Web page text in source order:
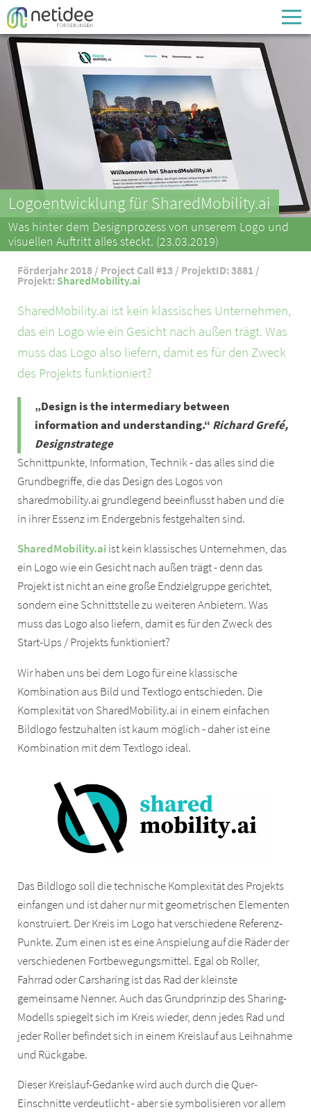
Enter your username or email address
Passwort
Passwort vergessen
Logoentwicklung für SharedMobility.ai
Was hinter dem Designprozess von unserem Logo und
visuellen Auftritt alles steckt. (23.03.2019)
Förderjahr 2018 / Project Call #13 / ProjektID: 3881 /
Projekt: SharedMobility.ai
SharedMobility.ai ist kein klassisches Unternehmen,
das ein Logo wie ein Gesicht nach außen trägt. Was
muss das Logo also liefern, damit es für den Zweck
des Projekts funktioniert?
„Design is the intermediary between
information and understanding.“ Richard Grefé,
Designstratege
Schnittpunkte, Information, Technik - das alles sind die
Grundbegriffe, die das Design des Logos von
sharedmobility.ai grundlegend beeinflusst haben und die
in ihrer Essenz im Endergebnis festgehalten sind.
SharedMobility.aiist kein klassisches Unternehmen, das
ein Logo wie ein Gesicht nach außen trägt - denn das
Projekt ist nicht an eine große Endzielgruppe gerichtet,
sondern eine Schnittstelle zu weiteren Anbietern. Was
muss das Logo also liefern, damit es für den Zweck des
Start-Ups / Projekts funktioniert?
Wir haben uns bei dem Logo für eine klassische
Kombination aus Bild und Textlogo entschieden. Die
Komplexität von SharedMobility.ai in einem einfachen
Bildlogo festzuhalten ist kaum möglich - daher ist eine
Kombination mit dem Textlogo ideal.
Das Bildlogo soll die technische Komplexität des Projekts
einfangen und ist daher nur mit geometrischen Elementen
konstruiert. Der Kreis im Logo hat verschiedene Referenz-
Punkte. Zum einen ist es eine Anspielung auf die Räder der
verschiedenen Fortbewegungsmittel. Egal ob Roller,
Fahrrad oder Carsharing ist das Rad der kleinste
gemeinsame Nenner. Auch das Grundprinzip des Sharing-
Modells spiegelt sich im Kreis wieder, denn jedes Rad und
jeder Roller befindet sich in einem Kreislauf aus Leihnahme
und Rückgabe.
Dieser Kreislauf-Gedanke wird auch durch die Quer-
Einschnitte verdeutlicht - aber sie symbolisieren vor allem